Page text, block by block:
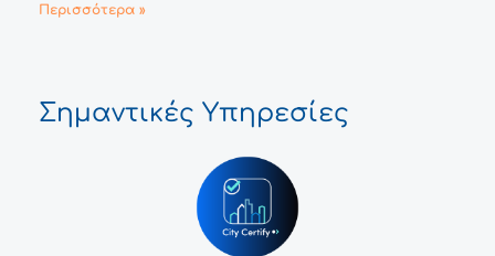
Περισσότερα »
Σημαντικές Υπηρεσίες